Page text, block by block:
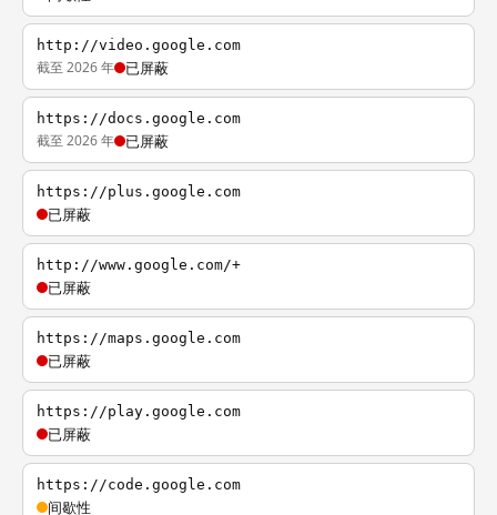
http://video.google.com
截至 2026 年 已屏蔽
https://docs.google.com
截至 2026 年 已屏蔽
https://plus.google.com
已屏蔽
http://www.google.com/+
已屏蔽
https://maps.google.com
已屏蔽
https://play.google.com
已屏蔽
https://code.google.com
间歇性